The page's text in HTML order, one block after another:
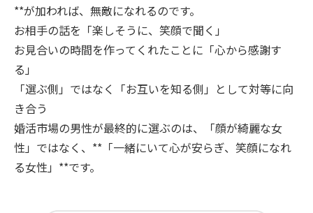
**が加われば、無敵になれるのです。
お相手の話を「楽しそうに、笑顔で聞く」
お見合いの時間を作ってくれたことに「心から感謝す
る」
「選ぶ側」ではなく「お互いを知る側」として対等に向
き合う
婚活市場の男性が最終的に選ぶのは、「顔が綺麗な女
性」ではなく、**「一緒にいて心が安らぎ、笑顔になれ
る女性」**です。